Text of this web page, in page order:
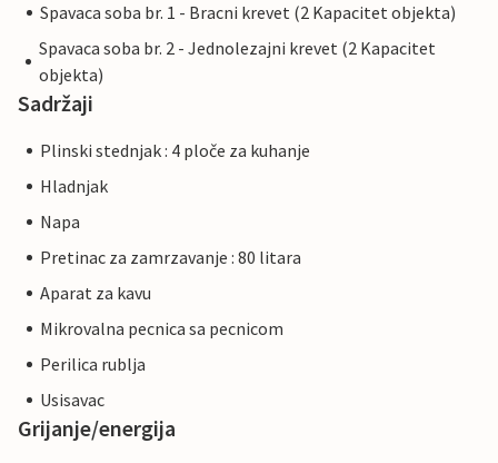
Spavaca soba br. 1 - Bracni krevet (2 Kapacitet objekta)
Spavaca soba br. 2 - Jednolezajni krevet (2 Kapacitet
objekta)
Sadržaji
Plinski stednjak : 4 ploče za kuhanje
Hladnjak
Napa
Pretinac za zamrzavanje : 80 litara
Aparat za kavu
Mikrovalna pecnica sa pecnicom
Perilica rublja
Usisavac
Grijanje/energija